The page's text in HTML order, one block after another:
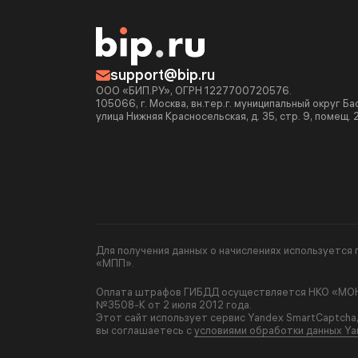
support@bip.ru
ООО «БИП.РУ», ОГРН 1227700720576.
105066, г. Москва, вн.тер.г. муниципальный округ
улица Нижняя Красносельская, д. 35, стр. 9, помещ.
Для получения данных о начислениях
«МПП».
Оплата штрафов ГИБДД осуществляется НКО
№3508-К от 2 июля 2012 года.
Этот сайт использует сервис Yandex
вы соглашаетесь сусловиями обработки данных